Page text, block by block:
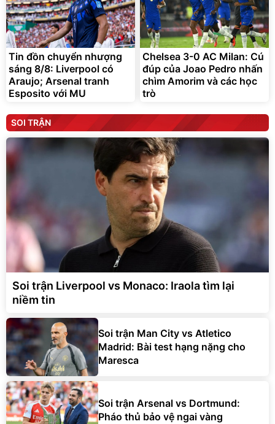
Tin đồn chuyển nhượng
sáng 8/8: Liverpool có
Araujo; Arsenal tranh
Esposito với MU
Chelsea 3-0 AC Milan: Cú
đúp của Joao Pedro nhấn
chìm Amorim và các học
trò
SOI TRẬN
Soi trận Liverpool vs Monaco: Iraola tìm lại
niềm tin
Soi trận Man City vs Atletico
Madrid: Bài test hạng nặng cho
Maresca
Soi trận Arsenal vs Dortmund:
Pháo thủ bảo vệ ngai vàng